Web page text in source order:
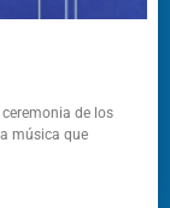
de los
música que